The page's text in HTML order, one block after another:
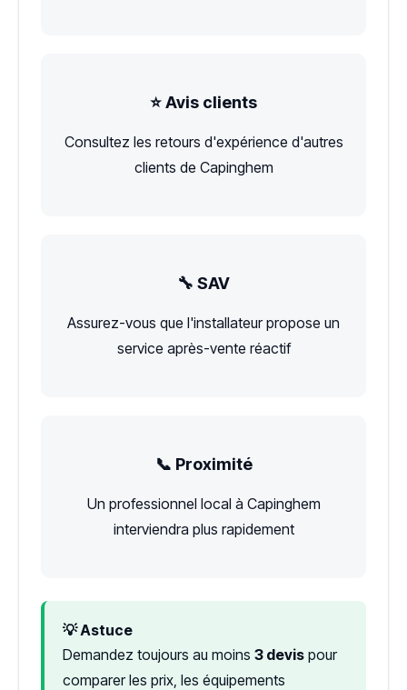
⭐ Avis clients
Consultez les retours d'expérience d'autres
clients de Capinghem
🔧 SAV
Assurez-vous que l'installateur propose un
service après-vente réactif
📞 Proximité
Un professionnel local à Capinghem
interviendra plus rapidement
💡 Astuce
Demandez toujours au moins 3 devis pour
comparer les prix, les équipements